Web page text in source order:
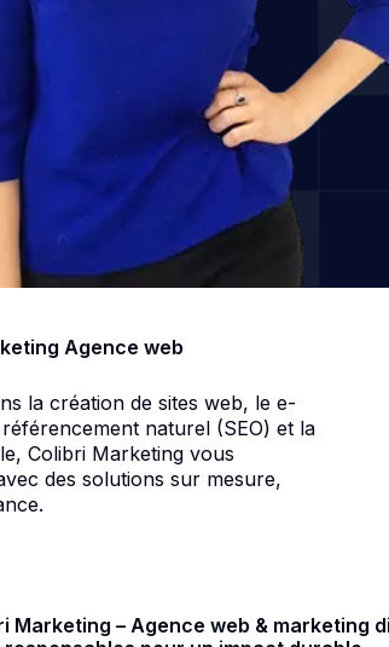
Agence web
la création de sites web, le e-
naturel (SEO) et la
Colibri Marketing vous
des solutions sur mesure,
Marketing – Agence web & marketing